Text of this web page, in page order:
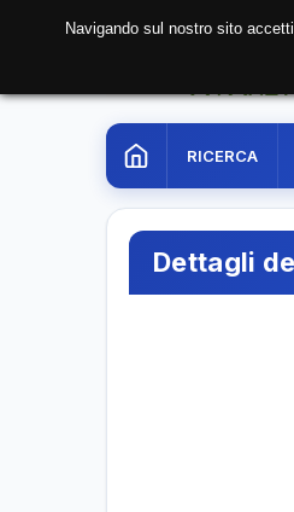
RICERCA
Dettagli
Navigando sul nostro sito